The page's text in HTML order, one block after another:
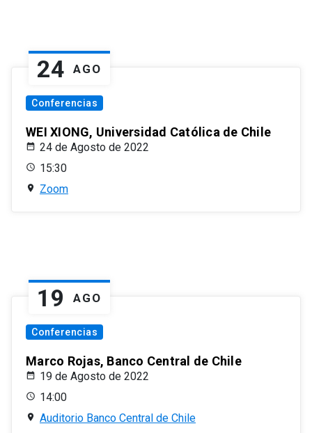
24 AGO
Conferencias
WEI XIONG, Universidad Católica de Chile
24 de Agosto de 2022
15:30
Zoom
19 AGO
Conferencias
Marco Rojas, Banco Central de Chile
19 de Agosto de 2022
14:00
Auditorio Banco Central de Chile